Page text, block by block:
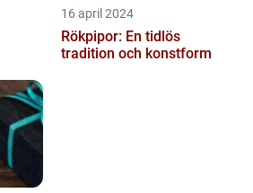
16 april 2024
Rökpipor: En tidlös
tradition och konstform